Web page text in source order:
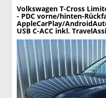
Volkswagen T-Cross
- PDC vorne/hinten-
AppleCarPlay/
USB C-ACC inkl.